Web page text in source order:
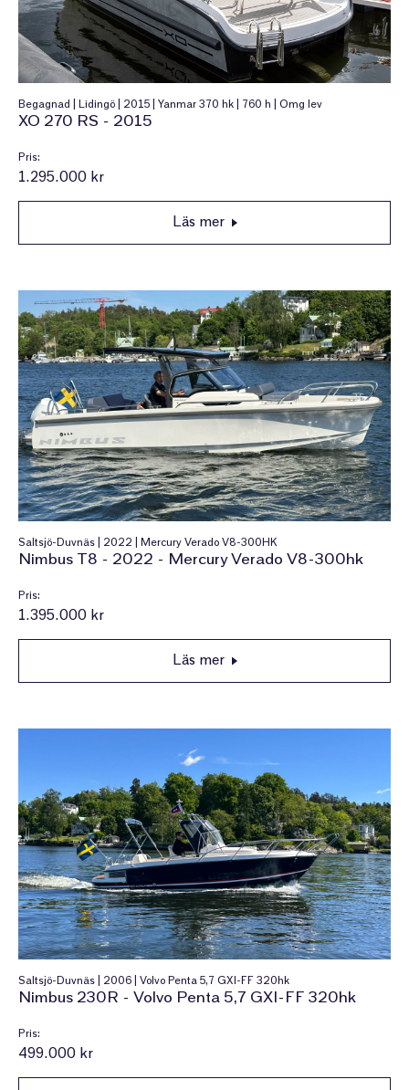
Begagnad | Lidingö | 2015 | Yanmar 370 hk | 760 h | Omg lev
XO 270 RS - 2015
Pris:
1.295.000 kr
Läs mer
Saltsjö-Duvnäs | 2022 | Mercury Verado V8-300HK
Nimbus T8 - 2022 - Mercury Verado V8-300hk
Pris:
1.395.000 kr
Läs mer
Saltsjö-Duvnäs | 2006 | Volvo Penta 5,7 GXI-FF 320hk
Nimbus 230R - Volvo Penta 5,7 GXI-FF 320hk
Pris:
499.000 kr